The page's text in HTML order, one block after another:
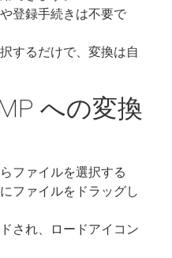
登録手続きは不要で
するだけで、変換は自
への変換
ファイルを選択する
ファイルをドラッグし
され、ロードアイコン